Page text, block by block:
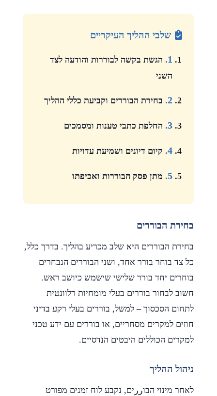
שלבי ההליך העיקריים
1. הגשת בקשה לבוררות והודעה לצד
השני
2. בחירת הבוררים וקביעת כללי ההליך
3. החלפת כתבי טענות ומסמכים
4. קיום דיונים ושמיעת עדויות
5. מתן פסק הבוררות ואכיפתו
בחירת הבוררים
בחירת הבוררים היא שלב מכריע בהליך. בדרך כלל,
כל צד בוחר בורר אחד, ושני הבוררים הנבחרים
בוחרים יחד בורר שלישי שישמש כיושב ראש.
חשוב לבחור בוררים בעלי מומחיות רלוונטית
לתחום הסכסוך – למשל, בוררים בעלי רקע בדיני
חוזים למקרים מסחריים, או בוררים עם ידע טכני
למקרים הכוללים היבטים הנדסיים.
ניהול ההליך
לאחר מינוי הבוررים, נקבע לוח זמנים מפורט